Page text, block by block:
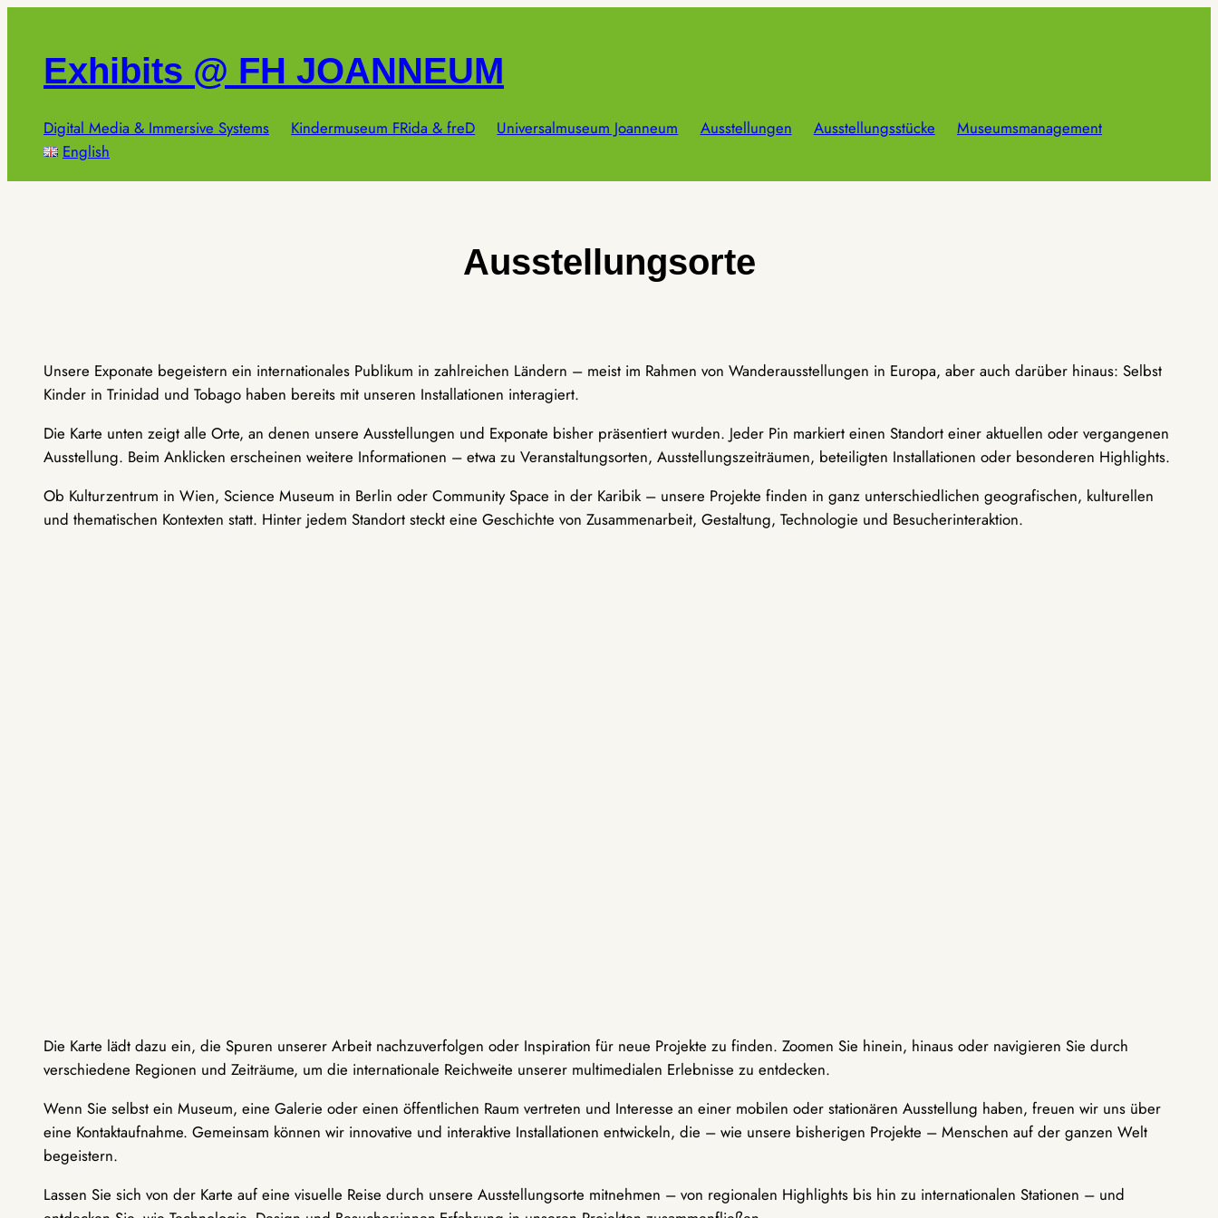
springenExhibits @ FH JOANNEUM
Digital Media & Immersive Systems Kindermuseum FRida & freD Universalmuseum Joanneum Ausstellungen Ausstellungsstücke
Museumsmanagement
English
Ausstellungsorte
Unsere Exponate begeistern ein internationales Publikum in zahlreichen Ländern – meist im Rahmen von Wanderausstellungen in Europa, aber auch darüber hinaus: Selbst
Kinder in Trinidad und Tobago haben bereits mit unseren Installationen interagiert.
Die Karte unten zeigt alle Orte, an denen unsere Ausstellungen und Exponate bisher präsentiert wurden. Jeder Pin markiert einen Standort einer aktuellen oder vergangenen
Ausstellung. Beim Anklicken erscheinen weitere Informationen – etwa zu Veranstaltungsorten, Ausstellungszeiträumen, beteiligten Installationen oder besonderen Highlights.
Ob Kulturzentrum in Wien, Science Museum in Berlin oder Community Space in der Karibik – unsere Projekte finden in ganz unterschiedlichen geografischen, kulturellen
und thematischen Kontexten statt. Hinter jedem Standort steckt eine Geschichte von Zusammenarbeit, Gestaltung, Technologie und Besucherinteraktion.
Die Karte lädt dazu ein, die Spuren unserer Arbeit nachzuverfolgen oder Inspiration für neue Projekte zu finden. Zoomen Sie hinein, hinaus oder navigieren Sie durch
verschiedene Regionen und Zeiträume, um die internationale Reichweite unserer multimedialen Erlebnisse zu entdecken.
Wenn Sie selbst ein Museum, eine Galerie oder einen öffentlichen Raum vertreten und Interesse an einer mobilen oder stationären Ausstellung haben, freuen wir uns über
eine Kontaktaufnahme. Gemeinsam können wir innovative und interaktive Installationen entwickeln, die – wie unsere bisherigen Projekte – Menschen auf der ganzen Welt
begeistern.
Lassen Sie sich von der Karte auf eine visuelle Reise durch unsere Ausstellungsorte mitnehmen – von regionalen Highlights bis hin zu internationalen Stationen – und